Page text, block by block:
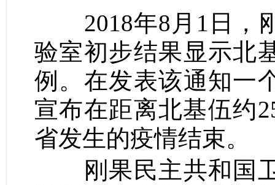
2018年8 月 1 日，
验室初步结果显示北
例。在发表该通知一
宣布在距离北基伍约
省发生的疫情结束。
刚果民主共和国